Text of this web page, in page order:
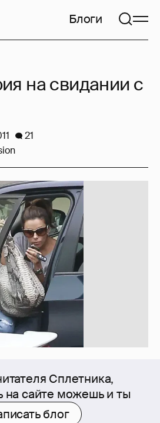
Блоги
Сплетника,
на сайте можешь и ты
блог
на свидании с
21